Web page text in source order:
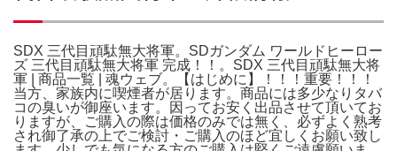
SDX 三代目頑駄無大将軍。SDガンダム ワールドヒーロー
ズ 三代目頑駄無大将軍 完成！！。SDX 三代目頑駄無大将
軍 | 商品一覧 | 魂ウェブ。【はじめに】！！！重要！！！
当方、家族内に喫煙者が居ります。商品には多少なりタバ
コの臭いが御座います。因ってお安く出品させて頂いてお
りますが、ご購入の際は価格のみでは無く、必ずよく熟考
され御了承の上でご検討・ご購入のほど宜しくお願い致し